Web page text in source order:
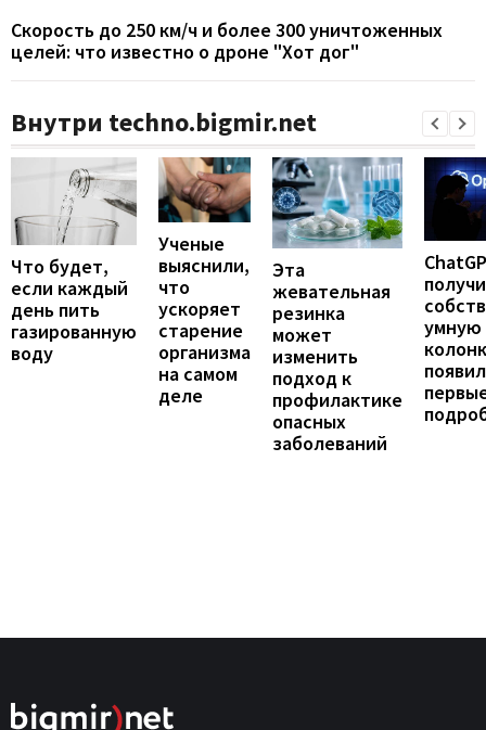
Скорость до 250 км/ч и более 300 уничтоженных
целей: что известно о дроне "Хот дог"
Внутри techno.bigmir.net
Что будет,
если каждый
день пить
газированную
воду
Ученые
выяснили,
что
ускоряет
старение
организма
на самом
деле
Эта
жевательная
резинка
может
изменить
подход к
профилактике
опасных
заболеваний
умную